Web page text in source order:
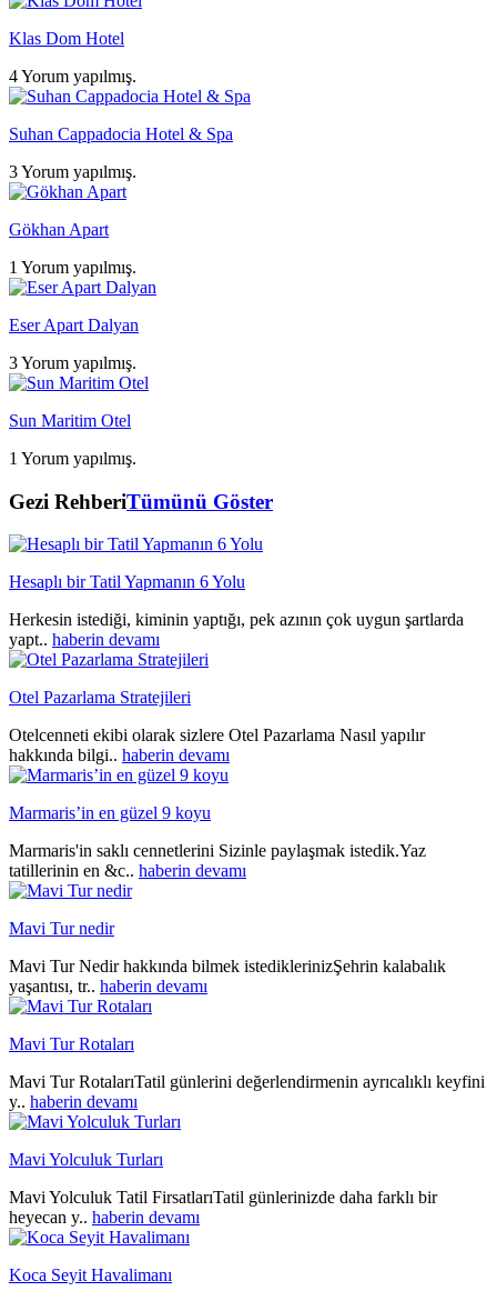
Klas Dom Hotel
4 Yorum yapılmış.
Suhan Cappadocia Hotel & Spa
3 Yorum yapılmış.
Gökhan Apart
1 Yorum yapılmış.
Eser Apart Dalyan
3 Yorum yapılmış.
Sun Maritim Otel
1 Yorum yapılmış.
Gezi RehberiTümünü Göster
Hesaplı bir Tatil Yapmanın 6 Yolu
Herkesin istediği, kiminin yaptığı, pek azının çok uygun şartlarda
yapt.. haberin devamı
Otel Pazarlama Stratejileri
Otelcenneti ekibi olarak sizlere Otel Pazarlama Nasıl yapılır
hakkında bilgi.. haberin devamı
Marmaris’in en güzel 9 koyu
Marmaris'in saklı cennetlerini Sizinle paylaşmak istedik.Yaz
tatillerinin en &c.. haberin devamı
Mavi Tur nedir
Mavi Tur Nedir hakkında bilmek istediklerinizŞehrin kalabalık
yaşantısı, tr.. haberin devamı
Mavi Tur Rotaları
Mavi Tur RotalarıTatil günlerini değerlendirmenin ayrıcalıklı keyfini
y.. haberin devamı
Mavi Yolculuk Turları
Mavi Yolculuk Tatil FirsatlarıTatil günlerinizde daha farklı bir
heyecan y.. haberin devamı
Koca Seyit Havalimanı